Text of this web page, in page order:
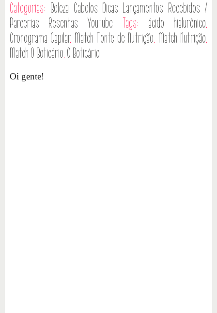
Categorias: Beleza Cabelos Dicas Lançamentos Recebidos /
Parcerias
Resenhas Youtube Tags: ácido hialurônico,
Cronograma Capilar, Match Fonte de Nutrição, Match Nutrição,
Match O Boticário, O Boticário
Oi gente!